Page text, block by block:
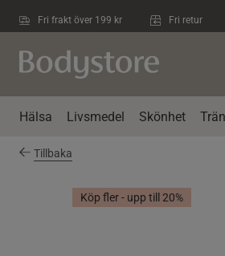
Fri frakt över 199 kr Fri retur
Hälsa Livsmedel Skönhet
Tillbaka
Köp fler - upp till 20%